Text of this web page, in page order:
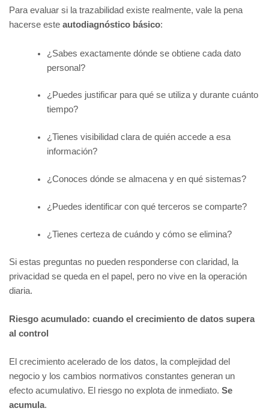
Para evaluar si la trazabilidad existe realmente, vale la pena
hacerse este autodiagnóstico básico:
¿Sabes exactamente dónde se obtiene cada dato
personal?
¿Puedes justificar para qué se utiliza y durante cuánto
tiempo?
¿Tienes visibilidad clara de quién accede a esa
información?
¿Conoces dónde se almacena y en qué sistemas?
¿Puedes identificar con qué terceros se comparte?
¿Tienes certeza de cuándo y cómo se elimina?
Si estas preguntas no pueden responderse con claridad, la
privacidad se queda en el papel, pero no vive en la operación
diaria.
Riesgo acumulado: cuando el crecimiento de datos supera
al control
El crecimiento acelerado de los datos, la complejidad del
negocio y los cambios normativos constantes generan un
efecto acumulativo. El riesgo no explota de inmediato. Se
acumula.